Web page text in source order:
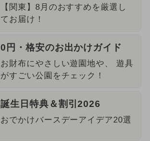
【関東】8月のおすすめを厳選し
てお届け！
0円・格安のお出かけガイド
お財布にやさしい遊園地や、 遊具
がすごい公園をチェック！
誕生日特典＆割引2026
おでかけバースデーアイデア20選